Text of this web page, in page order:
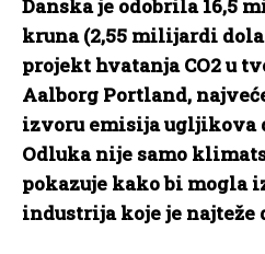
Danska je odobrila 16,5
kruna (2,55 milijardi
projekt hvatanja CO2 u
Aalborg Portland,
izvoru emisija ugljikova
Odluka nije samo
pokazuje kako bi mogla
industrija koje je